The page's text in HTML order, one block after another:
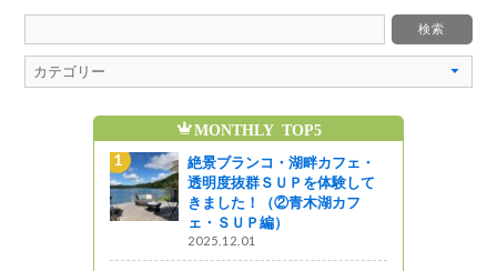
MONTHLY TOP5
絶景ブランコ・湖畔カフェ・
透明度抜群ＳＵＰを体験して
きました！（②青木湖カフ
ェ・ＳＵＰ編）
2025.12.01